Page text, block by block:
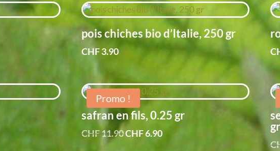
79.90.
était :
CHF 19.90.
est :
CHF 12.90.
pois chiches bio d’Italie, 250 gr
CHF3.90
Promo !
safran en fils, 0.25 gr
CHF11.90Le
CHF6.90Le
gr